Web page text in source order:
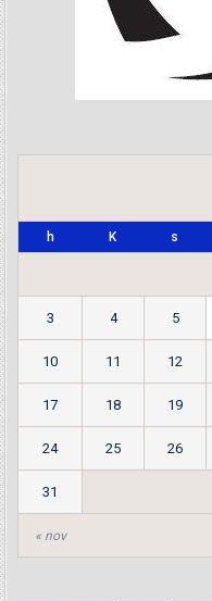
h K s
« nov
3 4 5
10 11 12
17 18 19
24 25 26
31